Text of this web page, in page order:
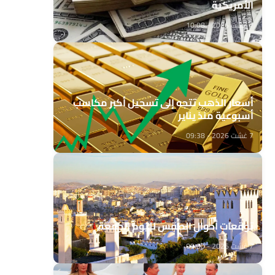
الأمريكية
7 غشت 2026 - 10:08
أسعار الذهب تتجه إلى تسجيل أكبر مكاسب
أسبوعية منذ يناير
7 غشت 2026 - 09:38
توقعات أحوال الطقس لليوم الجمعة
7 غشت 2026 - 09:00